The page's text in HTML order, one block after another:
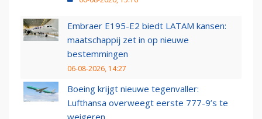
Embraer E195-E2 biedt LATAM kansen:
maatschappij zet in op nieuwe
bestemmingen
06-08-2026, 14:27
Boeing krijgt nieuwe tegenvaller:
Lufthansa overweegt eerste 777-9’s te